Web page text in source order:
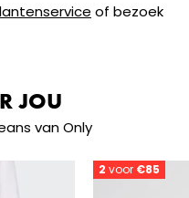
of bezoek
JOU
van Only
2 voor €85